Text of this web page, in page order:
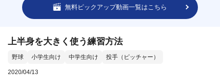
無料ピックアップ動画一覧はこちら
上半身を大きく使う練習方法
野球 小学生向け 中学生向け 投手（ピッチャー）
2020/04/13